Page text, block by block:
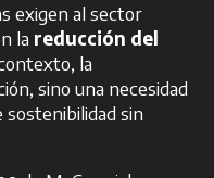
exigen al sector
la reducción del
la
sino una necesidad
sin